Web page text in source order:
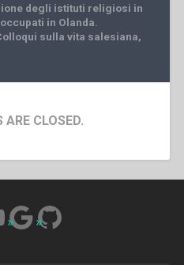
degli istituti religiosi in
in Olanda.
sulla vita salesiana,
CLOSED.
Google
GitHub